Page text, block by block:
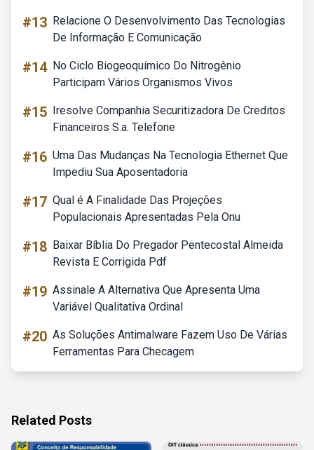
#13 Relacione O Desenvolvimento Das Tecnologias
De Informação E Comunicação
#14 No Ciclo Biogeoquímico Do Nitrogênio
Participam Vários Organismos Vivos
#15 Iresolve Companhia Securitizadora De Creditos
Financeiros S.a. Telefone
#16 Uma Das Mudanças Na Tecnologia Ethernet Que
Impediu Sua Aposentadoria
#17 Qual é A Finalidade Das Projeções
Populacionais Apresentadas Pela Onu
#18 Baixar Bíblia Do Pregador Pentecostal Almeida
Revista E Corrigida Pdf
#19 Assinale A Alternativa Que Apresenta Uma
Variável Qualitativa Ordinal
#20 As Soluções Antimalware Fazem Uso De Várias
Ferramentas Para Checagem
Related Posts